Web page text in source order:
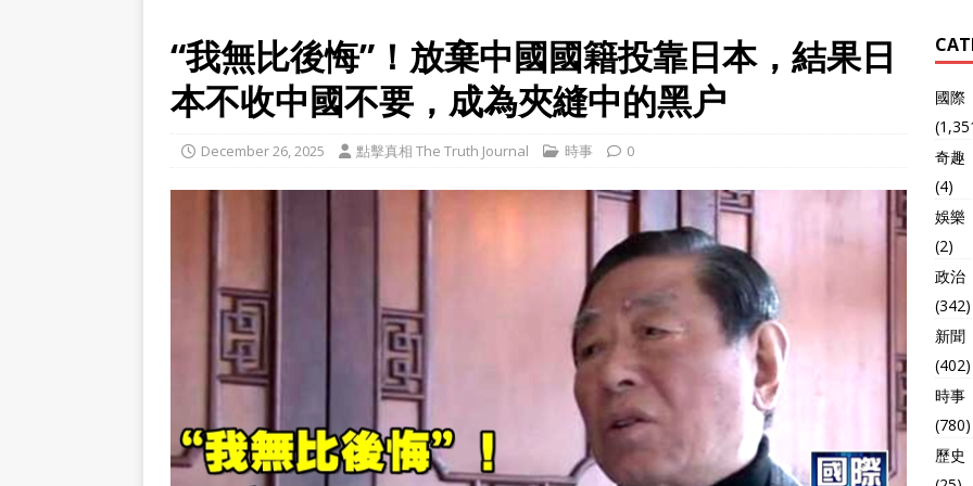
“我無比後悔”！放棄中國國籍投靠日本，結果日
本不收中國不要，成為夾縫中的黑户
December 26, 2025 點擊真相 The Truth Journal 時事 0
國際
奇趣
(4)
娛樂
(2)
政治
(342)
新聞
(402)
時事
(780)
歷史